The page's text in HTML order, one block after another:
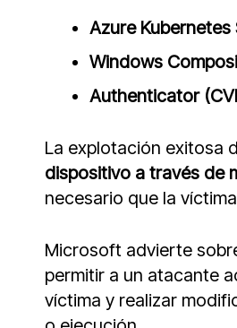
Azure
Windows
Authenticator
La explotación exitosa
dispositivo a través de
necesario que la
Microsoft advierte
permitir a un atacante
víctima y realizar